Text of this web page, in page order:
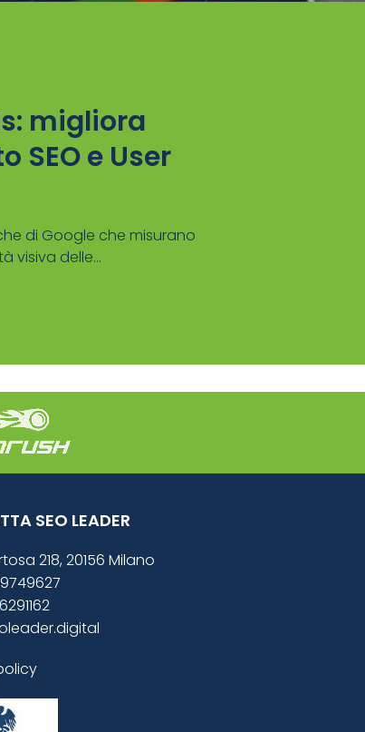
migliora
SEO e User
di Google che misurano
visiva delle...
SEO LEADER
218, 20156 Milano